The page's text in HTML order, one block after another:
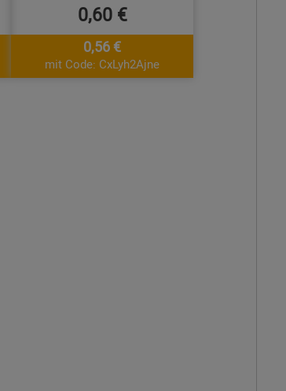
0,60 €
0,56 €
mit Code: CxLyh2Ajne